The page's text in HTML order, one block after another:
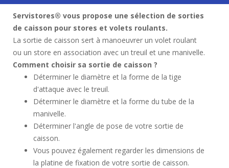
Servistores® vous propose une sélection de sorties
de caisson pour stores et volets roulants.
La sortie de caisson sert à manoeuvrer un volet roulant
ou un store en association avec un treuil et une manivelle.
Comment choisir sa sortie de caisson ?
Déterminer le diamètre et la forme de la tige
d'attaque avec le treuil.
Déterminer le diamètre et la forme du tube de la
manivelle.
Déterminer l'angle de pose de votre sortie de
caisson.
Vous pouvez également regarder les dimensions de
la platine de fixation de votre sortie de caisson.